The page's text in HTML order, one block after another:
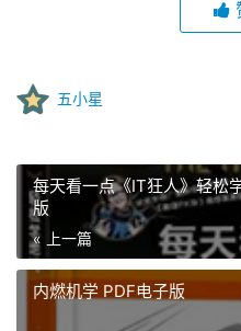
五小星
每天看一点《IT狂人》轻松
版
« 上一篇
内燃机学 PDF电子版